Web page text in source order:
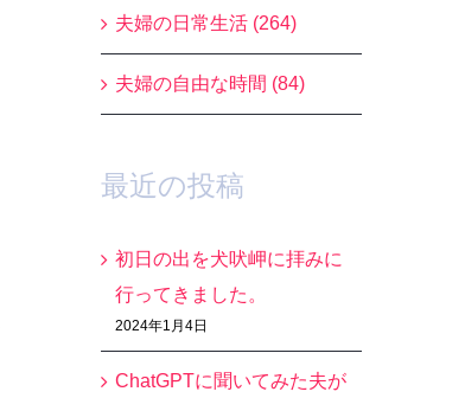
夫婦の日常生活 (264)
夫婦の自由な時間 (84)
最近の投稿
初日の出を犬吠岬に拝みに
行ってきました。
2024年1月4日
ChatGPTに聞いてみた夫が